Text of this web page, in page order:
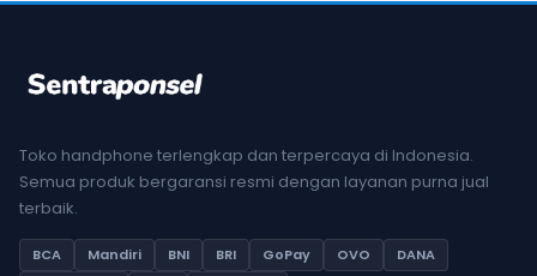
Toko handphone terlengkap dan terpercaya di Indonesia.
Semua produk bergaransi resmi dengan layanan purna jual
terbaik.
BCA Mandiri BNI BRI GoPay OVO
DANA